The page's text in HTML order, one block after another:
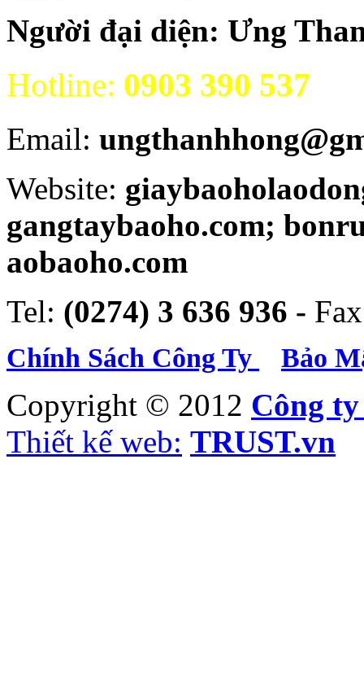
Người đại diện: Ưng
Hotline: 0903 390 537
Email:
Website:
gangtaybaoho.com;
aobaoho.com
Tel: (0274) 3 636 936 -
Chính Sách Công Ty Bảo
Copyright © 2012 Công
Thiết kế web: TRUST.vn